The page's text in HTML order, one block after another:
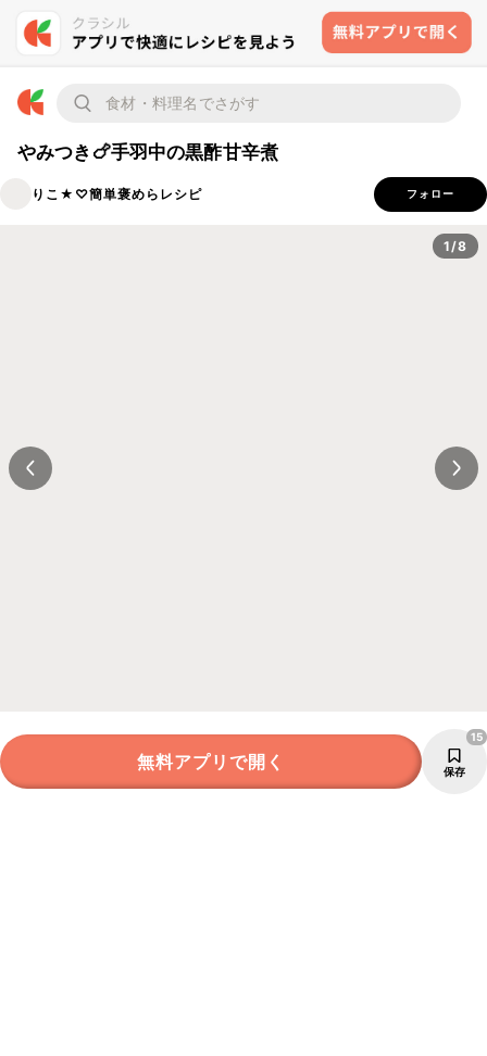
やみつき🍗手羽中の黒酢甘辛煮
りこ★♡簡単褒めらレシピ フォロー
1/8
無料アプリで開く 保存
15